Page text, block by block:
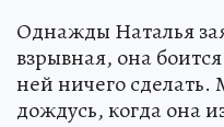
Однажды Наталья
взрывная, она
ней ничего
дождусь, когда она